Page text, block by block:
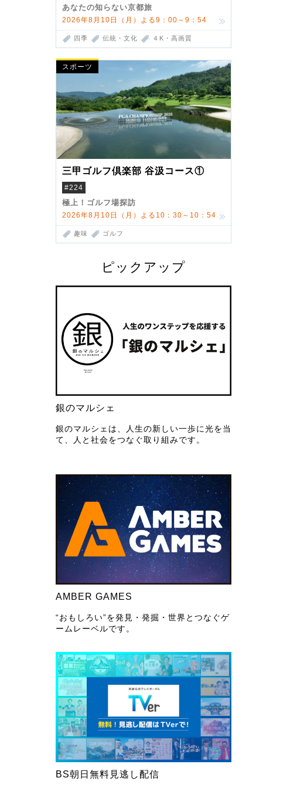
あなたの知らない京都旅
2026年8月10日（月）よる9：00～9：54
四季 伝統・文化 ４K・高画質
スポーツ
三甲ゴルフ倶楽部 谷汲コース①
#224
極上！ゴルフ場探訪
2026年8月10日（月）よる10：30～10：54
趣味 ゴルフ
ピックアップ
銀のマルシェ
銀のマルシェは、人生の新しい一歩に光を当
て、人と社会をつなぐ取り組みです。
AMBER GAMES
“おもしろい”を発見・発掘・世界とつなぐゲ
ームレーベルです。
BS朝日無料見逃し配信